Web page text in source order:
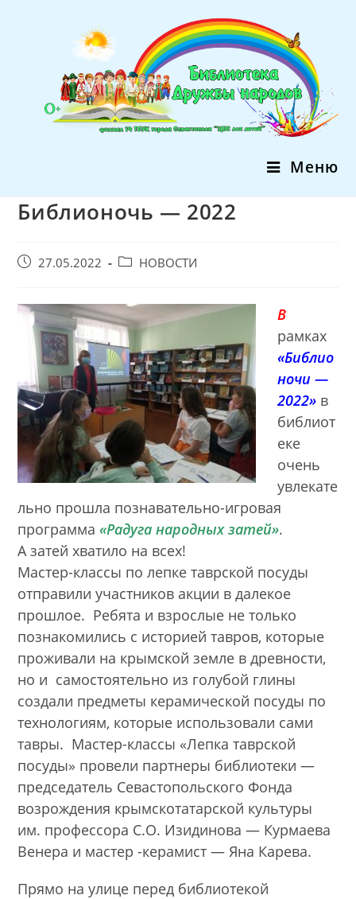
Меню
Библионочь — 2022
Запись27.05.2022
PostНОВОСТИ
В
рамках
«Библио
ночи —
2022» в
библиот
еке
очень
увлекате
льно прошла познавательно-игровая
программа«Радуга народных затей».
А затей хватило на всех!
Мастер-классы по лепке таврской посуды
отправили участников акции в далекое
прошлое. Ребята и взрослые не только
познакомились с историей тавров, которые
проживали на крымской земле в древности,
но и самостоятельно из голубой глины
создали предметы керамической посуды по
технологиям, которые использовали сами
тавры. Мастер-классы «Лепка таврской
посуды» провели партнеры библиотеки —
председатель Севастопольского Фонда
возрождения крымскотатарской культуры
им. профессора С.О. Изидинова — Курмаева
Венера и мастер -керамист — Яна Карева.
Прямо на улице перед библиотекой